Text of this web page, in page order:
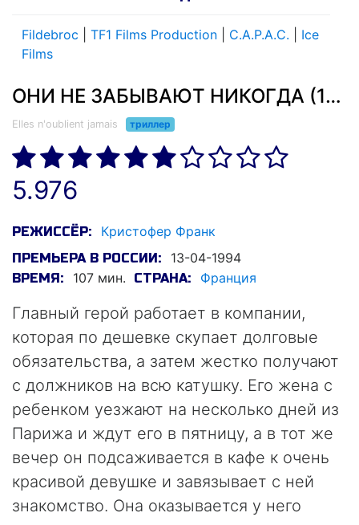
Fildebroc TF1 Films Production C.A.P.A.C.
Ice
Films
ОНИ НЕ ЗАБЫВАЮТ НИКОГДА (1994)
Elles n'oublient jamais триллер
5.976
РЕЖИССЁР: Кристофер Франк
ПРЕМЬЕРА В РОССИИ: 13-04-1994
ВРЕМЯ: 107 мин. СТРАНА: Франция
Главный герой работает в компании,
которая по дешевке скупает долговые
обязательства, а затем жестко получают
с должников на всю катушку. Его жена с
ребенком уезжают на несколько дней из
Парижа и ждут его в пятницу, а в тот же
вечер он подсаживается в кафе к очень
красивой девушке и завязывает с ней
знакомство. Она оказывается у него